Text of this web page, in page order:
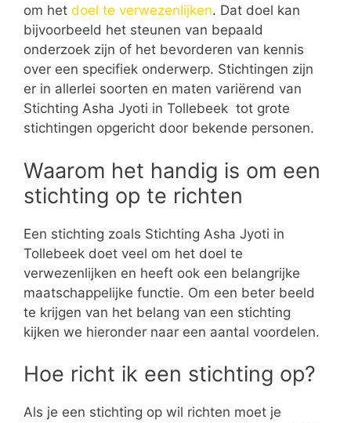
om het doel te verwezenlijken. Dat doel kan
bijvoorbeeld het steunen van bepaald
onderzoek zijn of het bevorderen van kennis
over een specifiek onderwerp. Stichtingen zijn
er in allerlei soorten en maten variërend van
Stichting Asha Jyoti in Tollebeek tot grote
stichtingen opgericht door bekende personen.
Waarom het handig is om een
stichting op te richten
Een stichting zoals Stichting Asha Jyoti in
Tollebeek doet veel om het doel te
verwezenlijken en heeft ook een belangrijke
maatschappelijke functie. Om een beter beeld
te krijgen van het belang van een stichting
kijken we hieronder naar een aantal voordelen.
Hoe richt ik een stichting op?
Als je een stichting op wil richten moet je